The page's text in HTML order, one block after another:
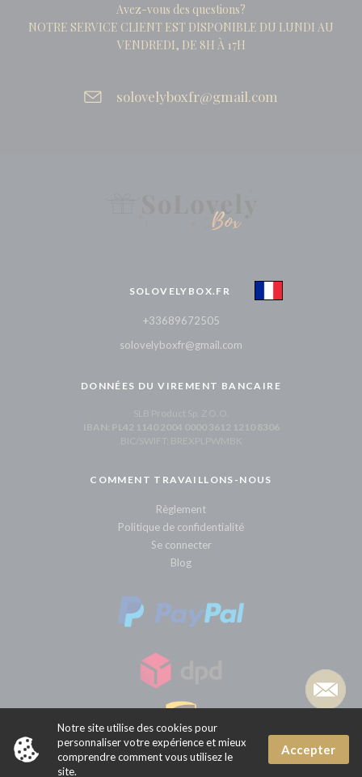
Notre site utilise des cookies pour
personnaliser votre expérience et mieux
comprendre comment vous utilisez le
site.
Accepter
Avez-vous des questions?
NOTRE SERVICE CLIENT EST DISPONIBLE DU LUNDI AU
VENDREDI, DE 8H À 17H
solovelyboxfr@gmail.com
SOLOVELYBOX.FR
+33689672505
solovelyboxfr@gmail.com
DONNÉES DU VIREMENT BANCAIRE
SLB Product Sp. Z O.O.
IBAN: PL42 1140 2004 0000 3612 1210 8306
BIC/SWIFT: BREXPLPWMBK
COMMENT TRAVAILLONS-NOUS
Règlement
Politique de confidentialité
Se connecter
Blog
Puis-je vous aider?